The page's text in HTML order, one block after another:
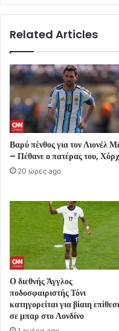
Related Articles
Βαρύ πένθος για τον Λιονέλ
– Πέθανε ο πατέρας του,
20 ώρες ago
Ο διεθνής Άγγλος
ποδοσφαιριστής Τόνι
κατηγορείται για βίαιη
σε μπαρ στο Λονδίνο